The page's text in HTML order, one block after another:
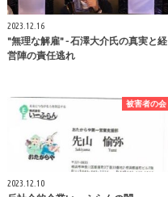
2023.12.16
"無理な解雇" - 石澤大介氏の真実と経
営陣の責任逃れ
被害者の会
2023.12.10